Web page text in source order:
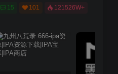
15 101 121526W+